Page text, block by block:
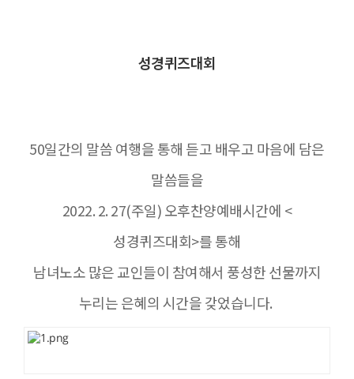
성경퀴즈대회
50일간의 말씀 여행을 통해 듣고 배우고 마음에 담은
말씀들을
2022. 2. 27(주일) 오후찬양예배시간에 <
성경퀴즈대회>를 통해
남녀노소 많은 교인들이 참여해서 풍성한 선물까지
누리는 은혜의 시간을 갖었습니다.